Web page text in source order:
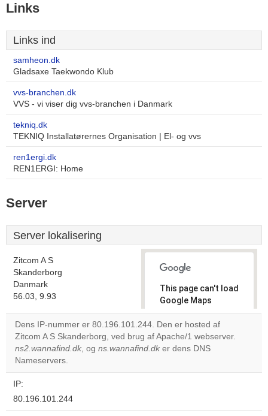
Links
Links ind
samheon.dk
Gladsaxe Taekwondo Klub
vvs-branchen.dk
VVS - vi viser dig vvs-branchen i Danmark
tekniq.dk
TEKNIQ Installatørernes Organisation | El- og vvs
ren1ergi.dk
REN1ERGI: Home
Server
Server lokalisering
Zitcom A S
Skanderborg
Danmark
56.03, 9.93
This page can't load
Google Maps
correctly.
Do you
own this
Dens IP-nummer er 80.196.101.244. Den er hosted af
Zitcom A S Skanderborg, ved brug af Apache/1 webserver.
ns2.wannafind.dk, og ns.wannafind.dk er dens DNS
Nameservers.
IP:
80.196.101.244